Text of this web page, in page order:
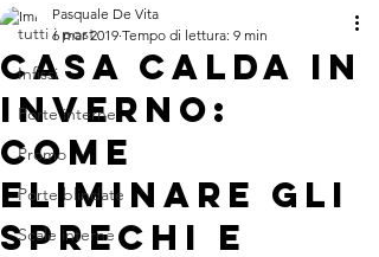
tutti i post
Infissi
Porte interne
Promo
Porte blindate
Scale interne
CASA CALDA IN
INVERNO:
COME
ELIMINARE GLI
SPRECHI E
Pasquale De Vita
6 mar 2019 Tempo di lettura: 9 min